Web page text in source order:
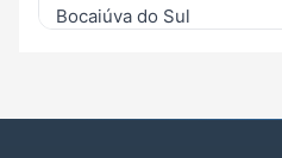
Bocaiúva do Sul